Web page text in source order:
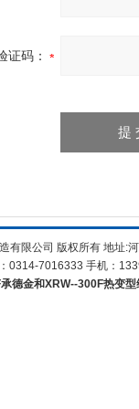
证码：
有限公司 版权所有 地址:
0314-7016333 手机：
德金和XRW--300F热变